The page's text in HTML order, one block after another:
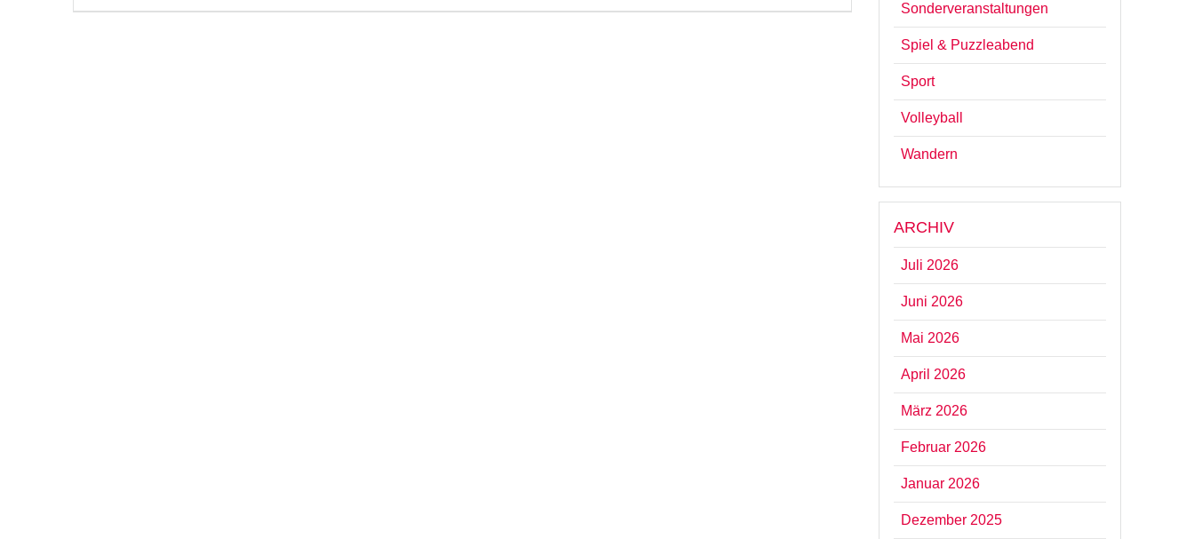
Sonderveranstaltungen
Spiel & Puzzleabend
Sport
Volleyball
Wandern
ARCHIV
Juli 2026
Juni 2026
Mai 2026
April 2026
März 2026
Februar 2026
Januar 2026
Dezember 2025